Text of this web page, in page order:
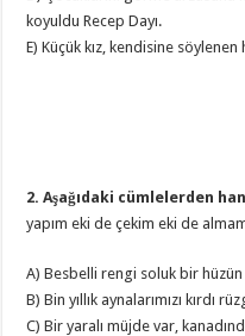
koyuldu Recep Dayı.
E) Küçük kız, kendisine söylenen
2. Aşağıdaki cümlelerden
yapım eki de çekim eki de
A) Besbelli rengi soluk bir hüzün
B) Bin yıllık aynalarımızı kırdı
C) Bir yaralı müjde var,